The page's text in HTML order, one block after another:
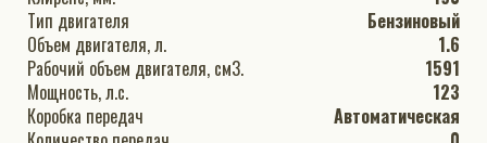
Тип двигателя
Бензиновый
Объем двигателя, л.
1.6
Рабочий объем двигателя, см3.
1591
Мощность, л.с.
123
Коробка передач
Автоматическая